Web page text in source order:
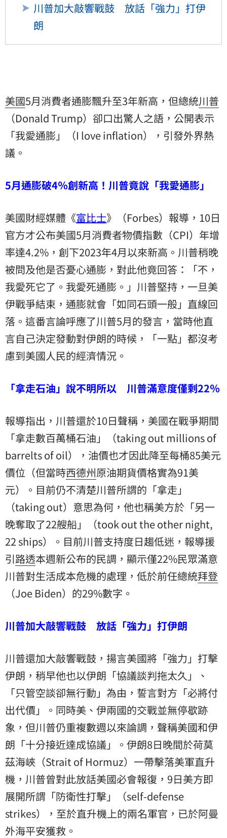
川普加大敲響戰鼓 放話「強力」打伊
朗
美國5月消費者通膨飄升至3年新高，但總統川普
（Donald Trump）卻口出驚人之語，公開表示
「我愛通膨」（I love inflation），引發外界熱
議。
5月通膨破4％創新高！川普竟說「我愛通膨」
美國財經媒體《富比士》（Forbes）報導，10日
官方才公布美國5月消費者物價指數（CPI）年增
率達4.2%，創下2023年4月以來新高。川普稍晚
被問及他是否憂心通膨，對此他竟回答：「不，
我愛死它了。我愛死通膨。」川普堅持，一旦美
伊戰爭結束，通膨就會「如同石頭一般」直線回
落。這番言論呼應了川普5月的發言，當時他直
言自己決定發動對伊朗的時候，「一點」都沒考
慮到美國人民的經濟情況。
「拿走石油」說不明所以 川普滿意度僅剩22％
報導指出，川普還於10日聲稱，美國在戰爭期間
「拿走數百萬桶石油」（taking out millions of
barrelts of oil），油價也才因此降至每桶85美元
價位（但當時西德州原油期貨價格實為91美
元）。目前仍不清楚川普所謂的「拿走」
（taking out）意思為何，他也稱美方於「另一
晚奪取了22艘船」（took out the other night,
22 ships）。目前川普支持度日趨低迷，報導援
引路透本週新公布的民調，顯示僅22%民眾滿意
川普對生活成本危機的處理，低於前任總統拜登
（Joe Biden）的29%數字。
川普加大敲響戰鼓 放話「強力」打伊朗
川普還加大敲響戰鼓，揚言美國將「強力」打擊
伊朗 ，稍早他也以伊朗「協議談判拖太久」、
「只管空談卻無行動」為由，誓言對方「必將付
出代價」。同時美、伊兩國的交戰並無停歇跡
象，但川普仍重複數週以來論調，聲稱美國和伊
朗「十分接近達成協議」。伊朗8日晚間於荷莫
茲海峽（Strait of Hormuz）一帶擊落美軍直升
機，川普曾對此放話美國必會報復，9日美方即
展開所謂「防衛性打擊」（self-defense
strikes），至於直升機上的兩名軍官，已於阿曼
外海平安獲救。